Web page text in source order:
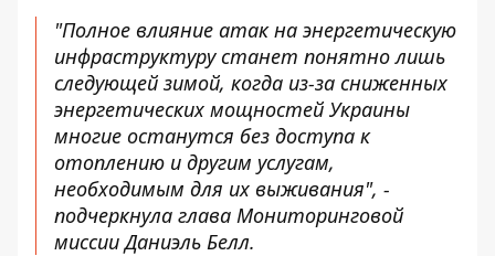
"Полное влияние атак на энергетическую
инфраструктуру станет понятно лишь
следующей зимой, когда из-за сниженных
энергетических мощностей Украины
многие останутся без доступа к
отоплению и другим услугам,
необходимым для их выживания", -
подчеркнула глава Мониторинговой
миссии Даниэль Белл.